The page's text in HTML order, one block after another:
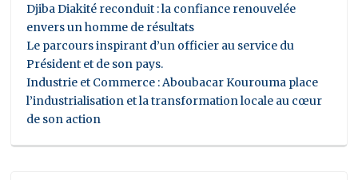
Djiba Diakité reconduit : la confiance renouvelée
envers un homme de résultats
Le parcours inspirant d’un officier au service du
Président et de son pays.
Industrie et Commerce : Aboubacar Kourouma place
l’industrialisation et la transformation locale au cœur
de son action